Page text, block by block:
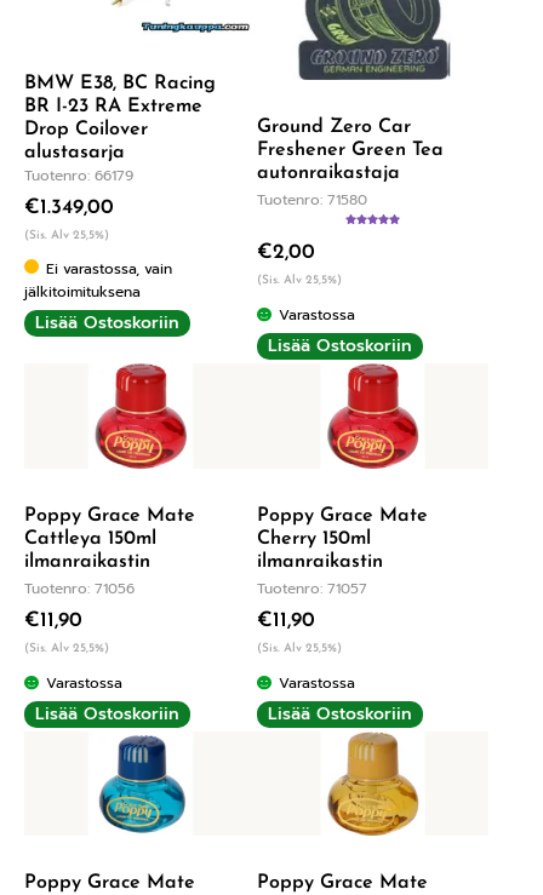
BMW E38, BC Racing
BR I-23 RA Extreme
Drop Coilover
alustasarja
Tuotenro: 66179
€1.349,00
(Sis. Alv 25,5%)
Ei varastossa, vain
jälkitoimituksena
Lisää Ostoskoriin
Ground Zero Car
Freshener Green Tea
autonraikastaja
Tuotenro: 71580
€2,00
(Sis. Alv 25,5%)
Varastossa
Lisää Ostoskoriin
Poppy Grace Mate
Cattleya 150ml
ilmanraikastin
Tuotenro: 71056
€11,90
(Sis. Alv 25,5%)
Varastossa
Lisää Ostoskoriin
Poppy Grace Mate
Cherry 150ml
ilmanraikastin
Tuotenro: 71057
€11,90
(Sis. Alv 25,5%)
Varastossa
Lisää Ostoskoriin
Poppy Grace Mate
Poppy Grace Mate